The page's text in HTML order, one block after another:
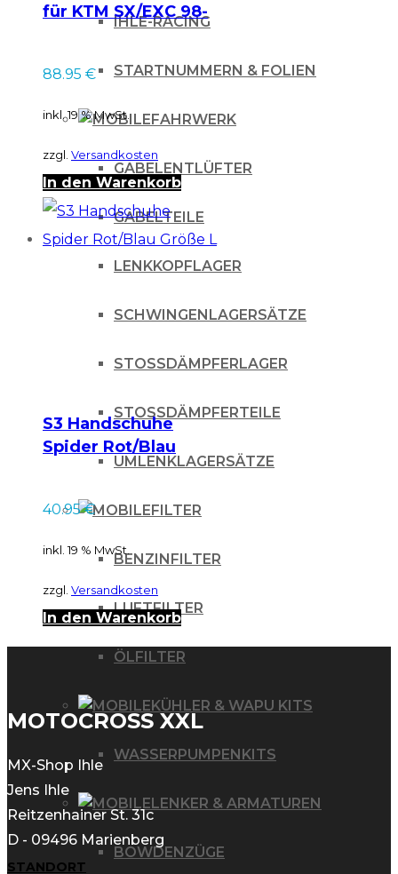
IHLE-RACING
STARTNUMMERN & FOLIEN
FAHRWERK
GABELENTLÜFTER
GABELTEILE
LENKKOPFLAGER
SCHWINGENLAGERSÄTZE
STOSSDÄMPFERLAGER
STOSSDÄMPFERTEILE
UMLENKLAGERSÄTZE
FILTER
BENZINFILTER
LUFTFILTER
ÖLFILTER
KÜHLER & WAPU KITS
WASSERPUMPENKITS
LENKER & ARMATUREN
BOWDENZÜGE
für KTM SX/EXC 98-
15 / für Husqvarna
Yamaha YZ /YZF ,
Rieju, Fantic – S...
88.95 €
inkl. 19 % MwSt.
zzgl. Versandkosten
In den Warenkorb
S3 Handschuhe
Spider Rot/Blau
Größe L
40.95€
inkl. 19 % MwSt.
zzgl. Versandkosten
In den Warenkorb
MOTOCROSS XXL
MX-Shop Ihle
Jens Ihle
Reitzenhainer St. 31c
D - 09496 Marienberg
STANDORT